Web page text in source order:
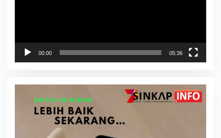
00:00 05:36